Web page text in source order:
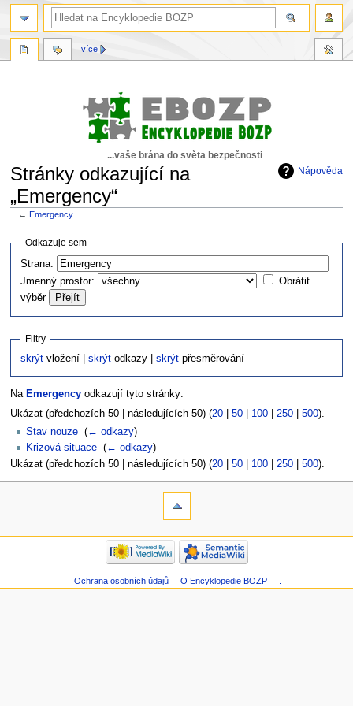
...vaše brána do světa bezpečnosti
Nápověda
Stránky odkazující na
„Emergency“
← Emergency
Skočit
navigaci
Skočit
vyhledávání
Odkazuje sem
Strana:
Jmenný prostor:
Obrátit
výběr
Filtry
skrýt vložení |skrýt odkazy |skrýt přesměrování
Na Emergencyodkazují tyto stránky:
Ukázat (předchozích 50 | následujících 50) (20| 50| 100| 250| 500).
Stav nouze (← odkazy)
Krizová situace (← odkazy)
Ukázat (předchozích 50 | následujících 50) (20| 50| 100| 250| 500).
více
Ochrana osobních údajů O Encyklopedie BOZP